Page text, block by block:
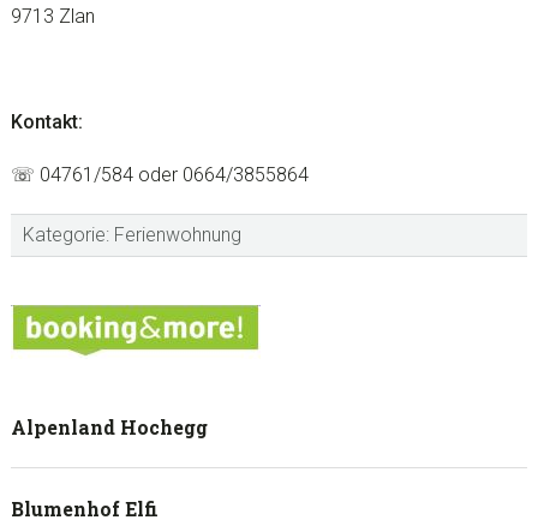
9713 Zlan
Kontakt:
☏ 04761/584 oder 0664/3855864
Kategorie: Ferienwohnung
sidebar
Blog
Sidebar
Alpenland Hochegg
Blumenhof Elfi